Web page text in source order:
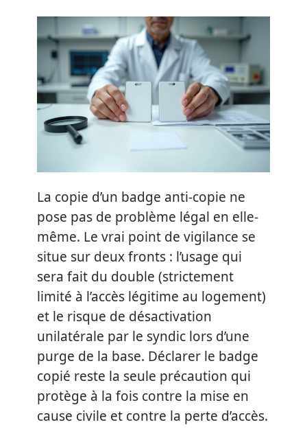
La copie d’un badge anti-copie ne
pose pas de problème légal en elle-
même. Le vrai point de vigilance se
situe sur deux fronts : l’usage qui
sera fait du double (strictement
limité à l’accès légitime au logement)
et le risque de désactivation
unilatérale par le syndic lors d’une
purge de la base. Déclarer le badge
copié reste la seule précaution qui
protège à la fois contre la mise en
cause civile et contre la perte d’accès.